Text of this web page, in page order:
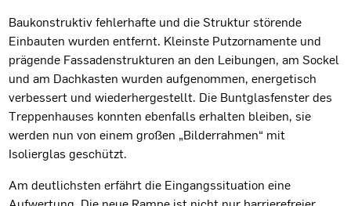
Baukonstruktiv fehlerhafte und die Struktur störende
Einbauten wurden entfernt. Kleinste Putzornamente und
prägende Fassadenstrukturen an den Leibungen, am Sockel
und am Dachkasten wurden aufgenommen, energetisch
verbessert und wiederhergestellt. Die Buntglasfenster des
Treppenhauses konnten ebenfalls erhalten bleiben, sie
werden nun von einem großen „Bilderrahmen“ mit
Isolierglas geschützt.
Am deutlichsten erfährt die Eingangssituation eine